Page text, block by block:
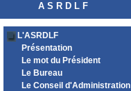
A S R D L F
L'ASRDLF
Présentation
Le mot du Président
Le Bureau
Le Conseil d'Administration